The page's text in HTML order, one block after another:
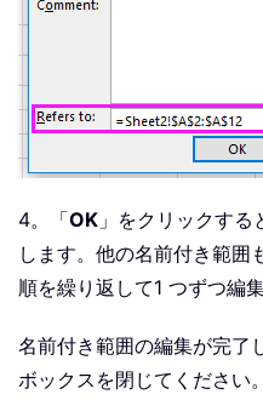
4。「OK 」をクリックす
します。他の名前付き範囲
順を繰り返して1 つずつ編
名前付き範囲の編集が完了
ボックスを閉じてください。